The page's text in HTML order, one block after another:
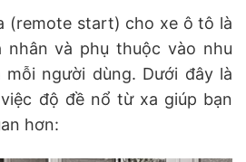
(remote start) cho xe ô tô là
và phụ thuộc vào nhu
người dùng. Dưới đây là
độ đề nổ từ xa giúp bạn
hơn: